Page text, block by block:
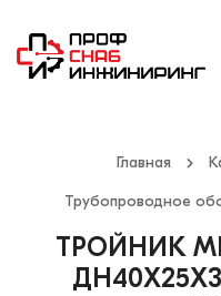
Главная
Трубопроводное
ТРОЙНИК